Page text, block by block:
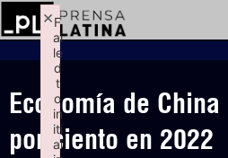
Economía de
por ciento en 2022
F
ai
le
d
t
o
in
iti
al
×